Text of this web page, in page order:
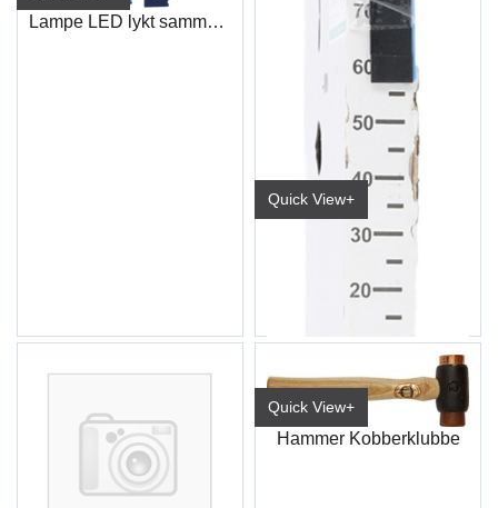
Lampe LED lykt sammenleggbar
Quick View+
Quick View+
Hammer Kobberklubbe